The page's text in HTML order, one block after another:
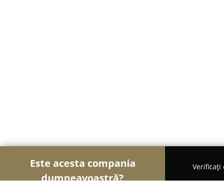
Este acesta compania
dumneavoastră?
Verificați